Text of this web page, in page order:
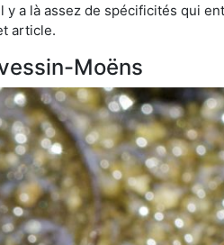
a là assez de spécificités qui
article.
Moëns